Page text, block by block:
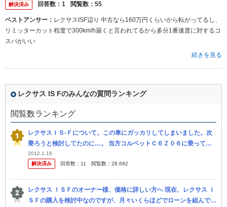
解決済み 回答数： 1 閲覧数： 55
ベストアンサー： レクサスISF辺り 中古なら160万円くらいから転がってるし、
リミッターカット程度で300km/h届くと言われてるから多分1番速度に対するコ
スパがいい
続きを見る
レクサス IS Fのみんなの質問ランキング
閲覧数ランキング
レクサスＩＳ-Ｆについて。この車にガッカリしてしまいました。次
乗ろうと検討してたのに…。 当方コルベットＣ６Ｚ０６に乗ってる
のですが、先日高速でガンガン飛ばしてるＩＳ-Ｆを発見！如何程の
ものなの...
2012.1.16
解決済み
回答数： 11 閲覧数： 28,682
レクサス ＩＳＦのオーナー様、価格に詳しい方へ 現在、レクサス Ｉ
ＳＦの購入を検討中なのですが、月々いくらほどでローンを組んでい